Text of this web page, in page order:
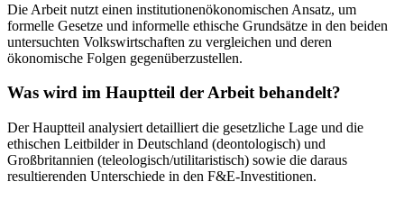
Die Arbeit nutzt einen institutionenökonomischen Ansatz, um
formelle Gesetze und informelle ethische Grundsätze in den beiden
untersuchten Volkswirtschaften zu vergleichen und deren
ökonomische Folgen gegenüberzustellen.
Was wird im Hauptteil der Arbeit behandelt?
Der Hauptteil analysiert detailliert die gesetzliche Lage und die
ethischen Leitbilder in Deutschland (deontologisch) und
Großbritannien (teleologisch/utilitaristisch) sowie die daraus
resultierenden Unterschiede in den F&E-Investitionen.